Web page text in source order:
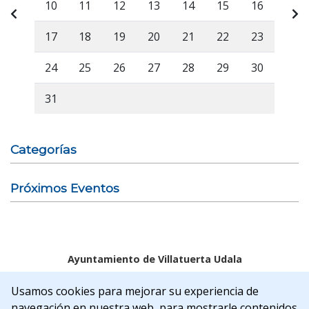
10 11 12 13 14 15 16
17 18 19 20 21 22 23
24 25 26 27 28 29 30
31
Categorías
Próximos Eventos
Ayuntamiento de Villatuerta Udala
Aviso de privacidad
Usamos cookies para mejorar su experiencia de